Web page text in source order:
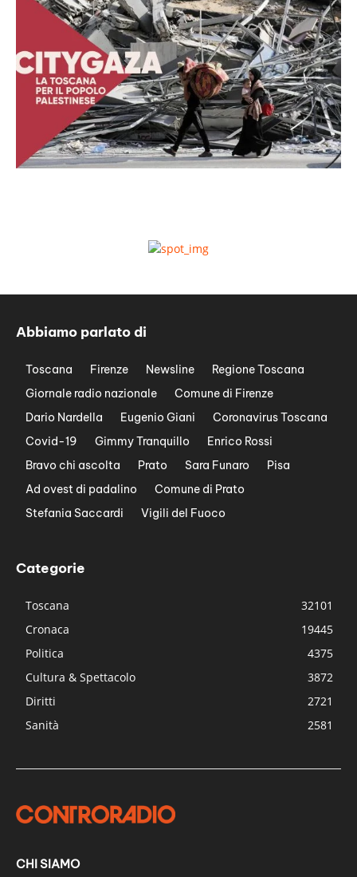
Abbiamo parlato di
Toscana Firenze Newsline
Regione Toscana
Giornale radio nazionale
Comune di Firenze
Dario Nardella
Eugenio Giani
Coronavirus Toscana
Covid-19
Gimmy Tranquillo
Enrico Rossi
Bravo chi ascolta
Prato Sara Funaro
Pisa
Ad ovest di padalino
Comune di Prato
Stefania Saccardi
Vigili del Fuoco
Categorie
Toscana
32101
Cronaca
19445
Politica
4375
Cultura & Spettacolo
3872
Diritti
2721
Sanità
2581
CHI SIAMO